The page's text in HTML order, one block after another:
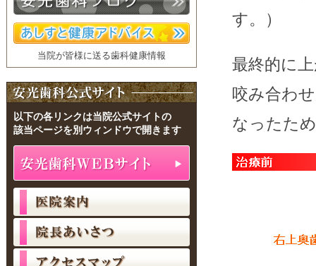
す。）
最終的に
咬み合わ
なったた
当院が皆様に送る歯科健康情報
以下の各リンクは当院公式サイトの
該当ページを別ウィンドウで開きます